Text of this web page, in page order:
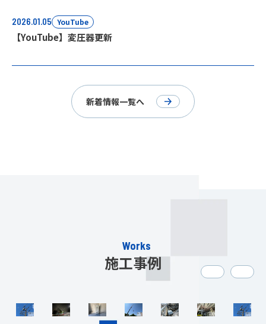
2026.01.05 YouTube
【YouTube】変圧器更新
新着情報一覧へ
Works
施工事例